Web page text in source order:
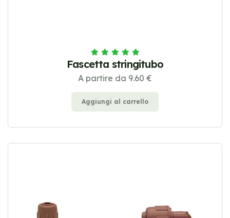
Fascetta stringitubo
A partire da 9.60 €
Aggiungi al carrello